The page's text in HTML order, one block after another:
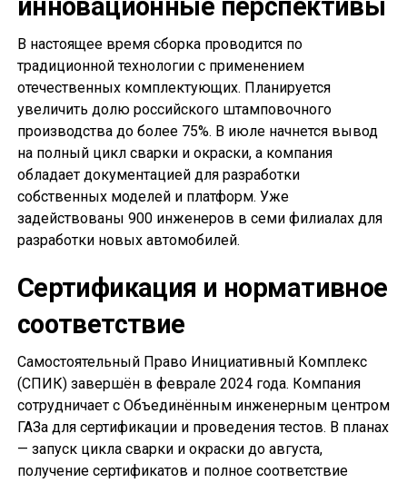
инновационные перспективы
В настоящее время сборка проводится по
традиционной технологии с применением
отечественных комплектующих. Планируется
увеличить долю российского штамповочного
производства до более 75%. В июле начнется вывод
на полный цикл сварки и окраски, а компания
обладает документацией для разработки
собственных моделей и платформ. Уже
задействованы 900 инженеров в семи филиалах для
разработки новых автомобилей.
Сертификация и нормативное
соответствие
Самостоятельный Право Инициативный Комплекс
(СПИК) завершён в феврале 2024 года. Компания
сотрудничает с Объединённым инженерным центром
ГАЗа для сертификации и проведения тестов. В планах
— запуск цикла сварки и окраски до августа,
получение сертификатов и полное соответствие